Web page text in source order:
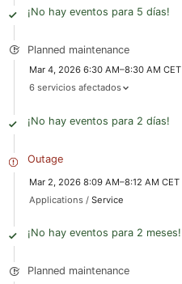
¡No hay eventos para 5 días!
Planned maintenance
Mar 4, 2026 6:30 AM–8:30 AM CET
6 servicios afectados
¡No hay eventos para 2 días!
Outage
Mar 2, 2026 8:09 AM–8:12 AM CET
Applications / Service
¡No hay eventos para 2 meses!
Planned maintenance